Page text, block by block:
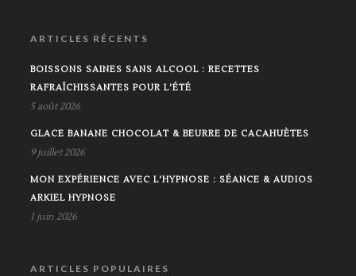
ARTICLES RÉCENTS
BOISSONS SAINES SANS ALCOOL : RECETTES
RAFRAÎCHISSANTES POUR L'ÉTÉ
5 août 2026
GLACE BANANE CHOCOLAT & BEURRE DE CACAHUÈTES
9 juillet 2026
MON EXPÉRIENCE AVEC L'HYPNOSE : SÉANCE & AUDIOS
ARKIEL HYPNOSE
1 juin 2026
ARTICLES POPULAIRES